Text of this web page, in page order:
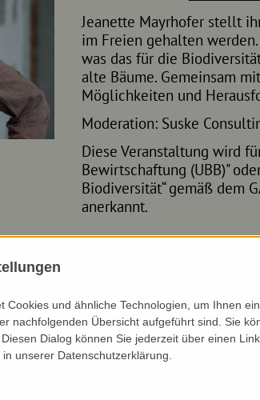
Jeanette Mayrhofer stellt
im Freien gehalten
was das für die
alte Bäume. Gemeinsam
Möglichkeiten und
Moderation: Suske
Diese Veranstaltung wird
Bewirtschaftung (UBB)"
Biodiversität“ gemäß dem
anerkannt.
... ZUM
Cookies und ähnliche Technologien, um Ihnen
nachfolgenden Übersicht aufgeführt sind. Sie
Dialog können Sie jederzeit über einen
unserer Datenschutzerklärung.